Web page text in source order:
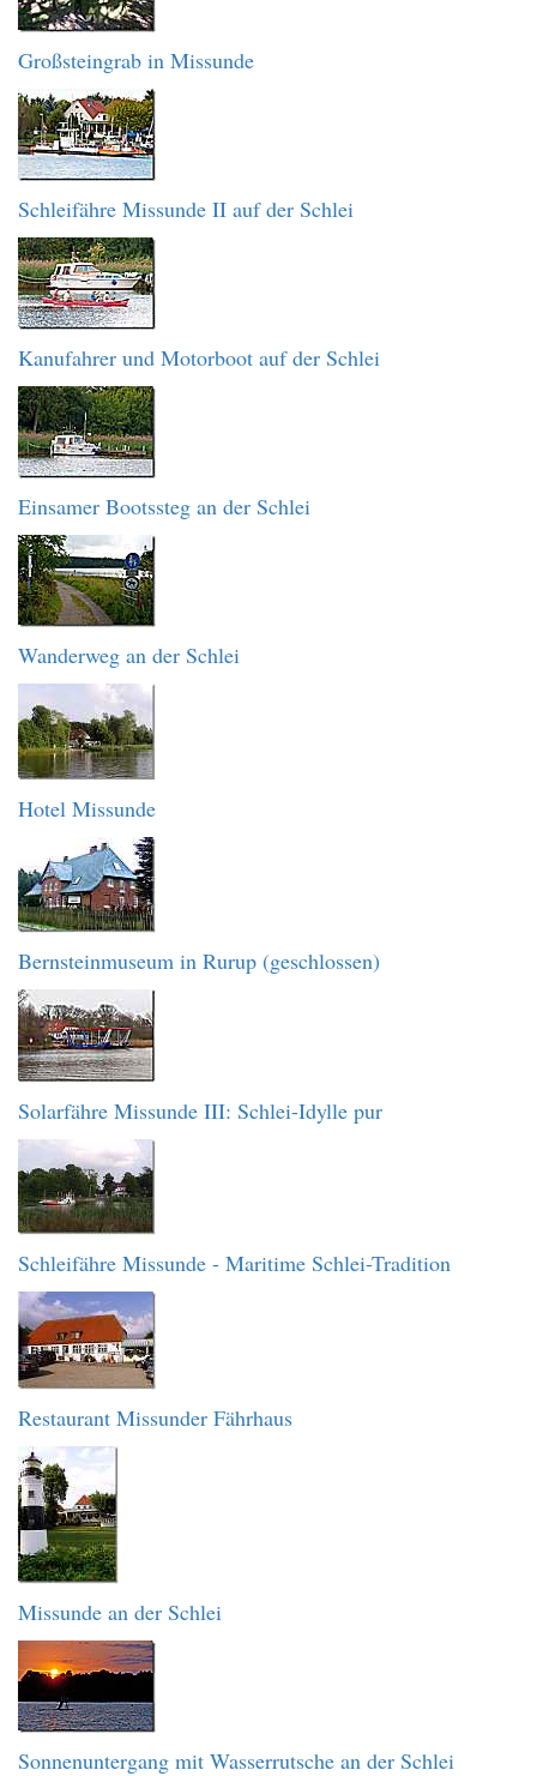
Großsteingrab in Missunde
Schleifähre Missunde II auf der Schlei
Kanufahrer und Motorboot auf der Schlei
Einsamer Bootssteg an der Schlei
Wanderweg an der Schlei
Hotel Missunde
Bernsteinmuseum in Rurup (geschlossen)
Solarfähre Missunde III: Schlei-Idylle pur
Schleifähre Missunde - Maritime Schlei-Tradition
Restaurant Missunder Fährhaus
Missunde an der Schlei
Sonnenuntergang mit Wasserrutsche an der Schlei